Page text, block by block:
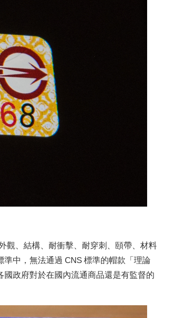
觀、結構、耐衝擊、耐穿刺、頤帶、材料
中，無法通過 CNS 標準的帽款「理論
國政府對於在國內流通商品還是有監督的